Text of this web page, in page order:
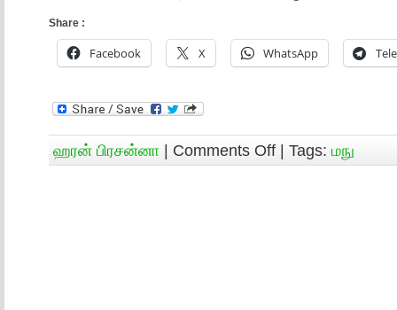
Share :
Facebook X WhatsApp
ஹரன் பிரசன்னா | Comments Off | Tags: மநு